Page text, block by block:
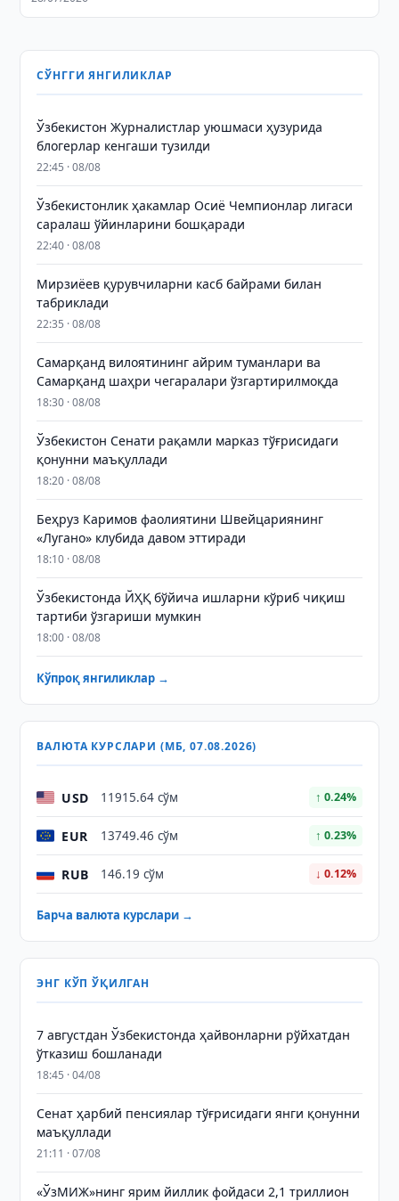
СЎНГГИ ЯНГИЛИКЛАР
Ўзбекистон Журналистлар уюшмаси ҳузурида
блогерлар кенгаши тузилди
22:45 · 08/08
Ўзбекистонлик ҳакамлар Осиё Чемпионлар лигаси
саралаш ўйинларини бошқаради
22:40 · 08/08
Мирзиёев қурувчиларни касб байрами билан
табриклади
22:35 · 08/08
Самарқанд вилоятининг айрим туманлари ва
Самарқанд шаҳри чегаралари ўзгартирилмоқда
18:30 · 08/08
Ўзбекистон Сенати рақамли марказ тўғрисидаги
қонунни маъқуллади
18:20 · 08/08
Беҳруз Каримов фаолиятини Швейцариянинг
«Лугано» клубида давом эттиради
18:10 · 08/08
Ўзбекистонда ЙҲҚ бўйича ишларни кўриб чиқиш
тартиби ўзгариши мумкин
18:00 · 08/08
Кўпроқ янгиликлар →
ВАЛЮТА КУРСЛАРИ (МБ, 07.08.2026)
USD 11915.64 сўм ↑ 0.24%
EUR 13749.46 сўм ↑ 0.23%
RUB 146.19 сўм ↓ 0.12%
Барча валюта курслари →
ЭНГ КЎП ЎҚИЛГАН
7 августдан Ўзбекистонда ҳайвонларни рўйхатдан
ўтказиш бошланади
18:45 · 04/08
Сенат ҳарбий пенсиялар тўғрисидаги янги қонунни
маъқуллади
21:11 · 07/08
«ЎзМИЖ»нинг ярим йиллик фойдаси 2,1 триллион